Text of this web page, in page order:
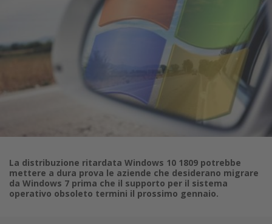
La distribuzione ritardata Windows 10 1809 potrebbe
mettere a dura prova le aziende che desiderano migrare
da Windows 7 prima che il supporto per il sistema
operativo obsoleto termini il prossimo gennaio.